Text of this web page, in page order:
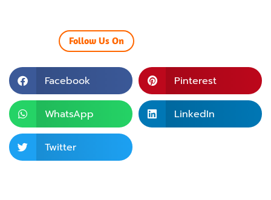
Follow Us On
Facebook Pinterest
WhatsApp LinkedIn
Twitter